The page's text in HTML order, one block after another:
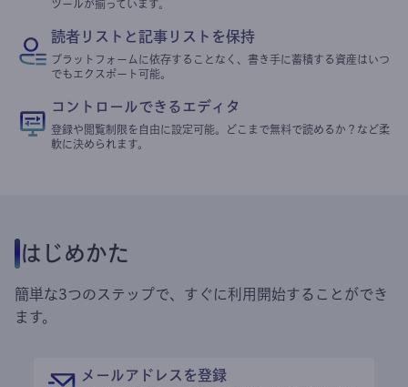
ツールが揃っています。
読者リストと記事リストを保持
プラットフォームに依存することなく、書き手に蓄積する資産はいつ
でもエクスポート可能。
コントロールできるエディタ
登録や閲覧制限を自由に設定可能。どこまで無料で読めるか？など柔
軟に決められます。
はじめかた
簡単な3つのステップで、すぐに利用開始することができ
ます。
メールアドレスを登録